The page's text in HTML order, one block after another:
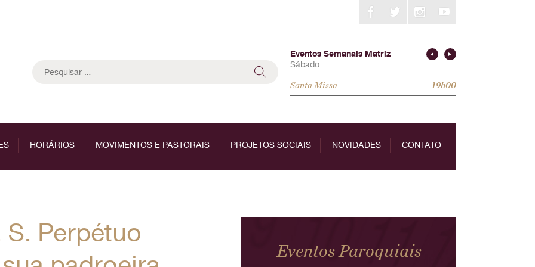
por:
Eventos Semanais Matriz
Sábado
Santa Missa 19h00
Domingo
Santa Missa 08h00
HORÁRIOS MOVIMENTOS E PASTORAIS PROJETOS SOCIAIS NOVIDADES CONTATO
Perpétuo
Eventos Paroquiais